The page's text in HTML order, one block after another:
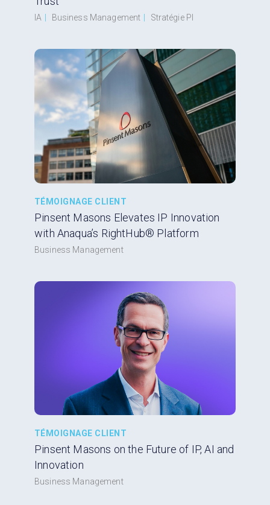
IA Business Management Stratégie PI
TÉMOIGNAGE CLIENT
Pinsent Masons Elevates IP Innovation
with Anaqua’s RightHub® Platform
Business Management
TÉMOIGNAGE CLIENT
Pinsent Masons on the Future of IP, AI and
Innovation
Business Management